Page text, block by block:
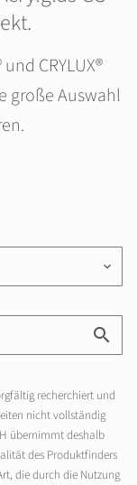
CRYLUX®
große Auswahl
keyboard_arrow_down
recherchiert und
nicht vollständig
übernimmt deshalb
des Produktfinders
die durch die Nutzung